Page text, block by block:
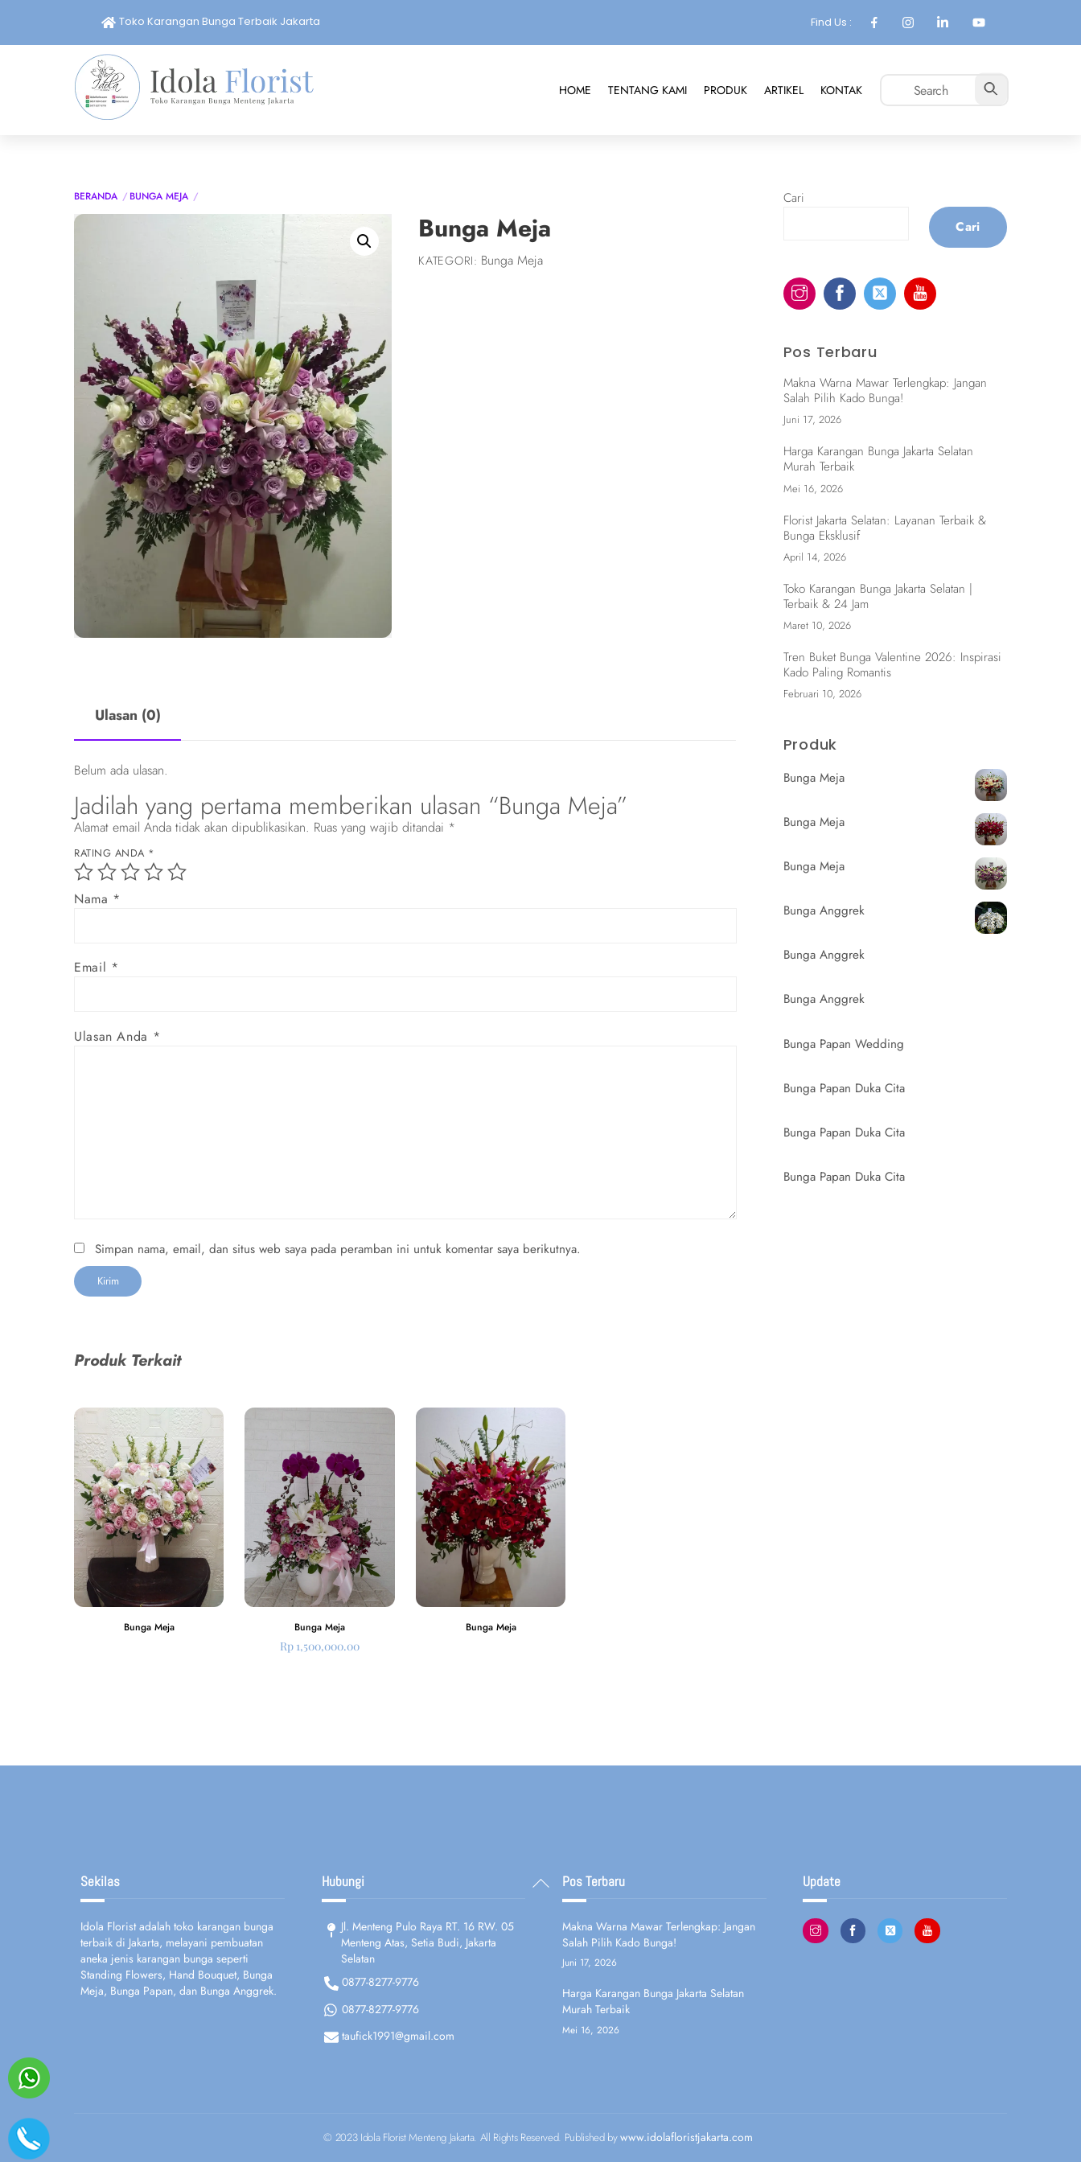
content
Toko Karangan Bunga Terbaik Jakarta Find Us :
HOME TENTANG KAMI PRODUK ARTIKEL KONTAK
BERANDA BUNGA MEJA
Bunga Meja
KATEGORI: Bunga Meja
Ulasan (0)
Belum ada ulasan.
Jadilah yang pertama memberikan ulasan “Bunga Meja”
Alamat email Anda tidak akan dipublikasikan. Ruas yang wajib ditandai *
RATING ANDA *
Ulasan Anda *
Nama *
Email *
Simpan nama, email, dan situs web saya pada peramban ini untuk komentar saya berikutnya.
Produk Terkait
Bunga Meja Bunga Meja
Rp 1,500,000.00
Bunga Meja
Cari
Cari
Pos Terbaru
Makna Warna Mawar Terlengkap: Jangan
Salah Pilih Kado Bunga!
Juni 17, 2026
Harga Karangan Bunga Jakarta Selatan
Murah Terbaik
Mei 16, 2026
Florist Jakarta Selatan: Layanan Terbaik &
Bunga Eksklusif
April 14, 2026
Toko Karangan Bunga Jakarta Selatan |
Terbaik & 24 Jam
Maret 10, 2026
Tren Buket Bunga Valentine 2026: Inspirasi
Kado Paling Romantis
Februari 10, 2026
Produk
Bunga Meja
Bunga Meja
Bunga Meja
Bunga Anggrek
Bunga Anggrek
Bunga Anggrek
Bunga Papan Wedding
Bunga Papan Duka Cita
Bunga Papan Duka Cita
Bunga Papan Duka Cita
Back
To
Sekilas
Idola Florist adalah toko karangan bunga
terbaik di Jakarta, melayani pembuatan
aneka jenis karangan bunga seperti
Standing Flowers, Hand Bouquet, Bunga
Meja, Bunga Papan, dan Bunga Anggrek.
Hubungi
Jl. Menteng Pulo Raya RT. 16 RW. 05
Menteng Atas, Setia Budi, Jakarta
Selatan
0877-8277-9776
0877-8277-9776
taufick1991@gmail.com
Pos Terbaru
Makna Warna Mawar Terlengkap: Jangan
Salah Pilih Kado Bunga!
Juni 17, 2026
Harga Karangan Bunga Jakarta Selatan
Murah Terbaik
Mei 16, 2026
Update
© 2023 Idola Florist Menteng Jakarta. All Rights Reserved. Published bywww.idolafloristjakarta.com